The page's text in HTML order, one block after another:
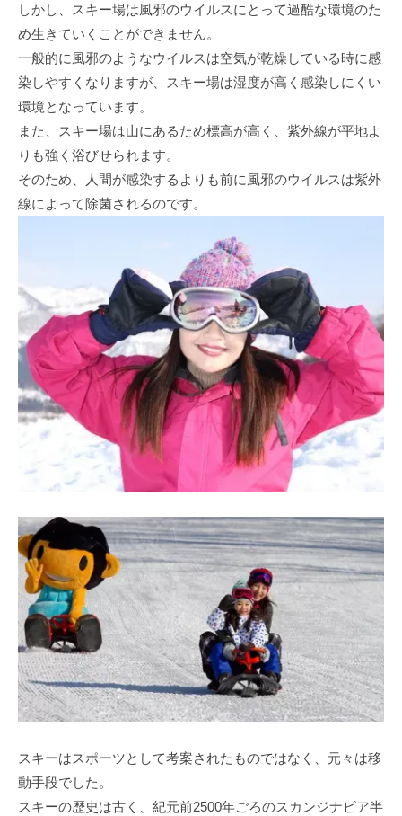
しかし、スキー場は風邪のウイルスにとって過酷な環境のた
め生きていくことができません。
一般的に風邪のようなウイルスは空気が乾燥している時に感
染しやすくなりますが、スキー場は湿度が高く感染しにくい
環境となっています。
また、スキー場は山にあるため標高が高く、紫外線が平地よ
りも強く浴びせられます。
そのため、人間が感染するよりも前に風邪のウイルスは紫外
線によって除菌されるのです。
スキーはスポーツとして考案されたものではなく、元々は移
動手段でした。
スキーの歴史は古く、紀元前2500年ごろのスカンジナビア半